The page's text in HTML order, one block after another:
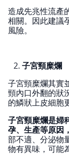
造成先兆性流產
相關。因此建議
風險。
子宮頸糜爛
子宮頸糜爛其實
頸內口外翻的狀
的鱗狀上皮細胞
子宮頸糜爛是婦
孕、生產等原因
部不適、分泌物
物有異味，可能